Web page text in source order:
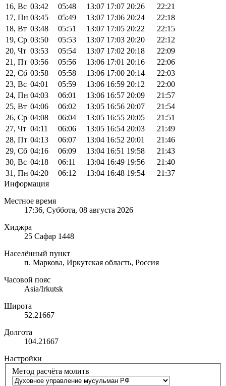
16, Вс 03:42 05:48 13:07 17:07 20:26
22:21
17, Пн 03:45 05:49 13:07 17:06 20:24
22:18
18, Вт 03:48 05:51 13:07 17:05 20:22
22:15
19, Ср 03:50 05:53 13:07 17:03 20:20
22:12
20, Чт 03:53 05:54 13:07 17:02 20:18
22:09
21, Пт 03:56 05:56 13:06 17:01 20:16
22:06
22, Сб 03:58 05:58 13:06 17:00 20:14
22:03
23, Вс 04:01 05:59 13:06 16:59 20:12
22:00
24, Пн 04:03 06:01 13:06 16:57 20:09
21:57
25, Вт 04:06 06:02 13:05 16:56 20:07
21:54
26, Ср 04:08 06:04 13:05 16:55 20:05
21:51
27, Чт 04:11 06:06 13:05 16:54 20:03
21:49
28, Пт 04:13 06:07 13:04 16:52 20:01
21:46
29, Сб 04:16 06:09 13:04 16:51 19:58
21:43
30, Вс 04:18 06:11 13:04 16:49 19:56
21:40
31, Пн 04:20 06:12 13:04 16:48 19:54
21:37
Информация
Местное время
17:36, Суббота, 08 августа 2026
Хиджра
25 Сафар 1448
Населённый пункт
п. Маркова, Иркутская область, Россия
Часовой пояс
Asia/Irkutsk
Широта
52.21667
Долгота
104.21667
Настройки
Метод расчёта молитв